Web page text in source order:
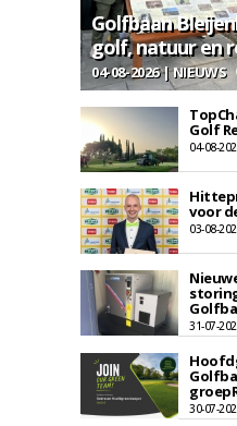
Golfbaan
golf, natuur en
04-08-2026 | NIEUWS
Golf
04-08-
voor
03-08-
31-07-
30-07-